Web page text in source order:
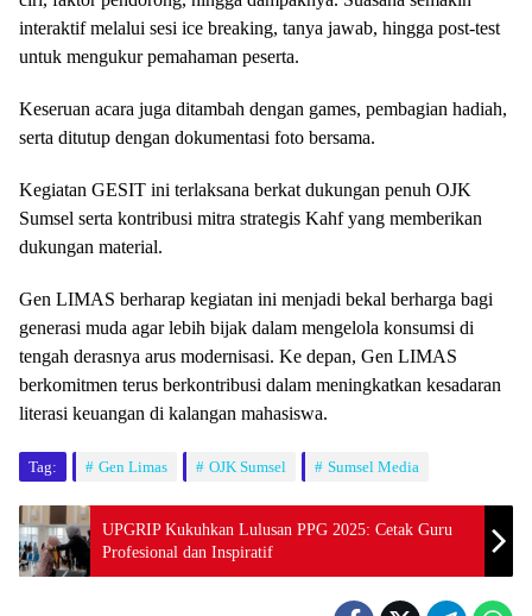
interaktif melalui sesi ice breaking, tanya jawab, hingga post-test
untuk mengukur pemahaman peserta.
Keseruan acara juga ditambah dengan games, pembagian hadiah,
serta ditutup dengan dokumentasi foto bersama.
Kegiatan GESIT ini terlaksana berkat dukungan penuh OJK
Sumsel serta kontribusi mitra strategis Kahf yang memberikan
dukungan material.
Gen LIMAS berharap kegiatan ini menjadi bekal berharga bagi
generasi muda agar lebih bijak dalam mengelola konsumsi di
tengah derasnya arus modernisasi. Ke depan, Gen LIMAS
berkomitmen terus berkontribusi dalam meningkatkan kesadaran
literasi keuangan di kalangan mahasiswa.
Tag: Gen Limas OJK Sumsel Sumsel Media
UPGRIP Kukuhkan Lulusan PPG 2025: Cetak Guru
Profesional dan Inspiratif